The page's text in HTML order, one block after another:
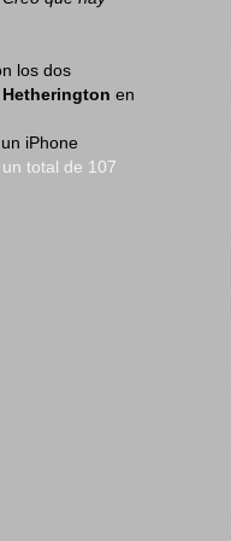
los dos
en
iPhone
total de 107